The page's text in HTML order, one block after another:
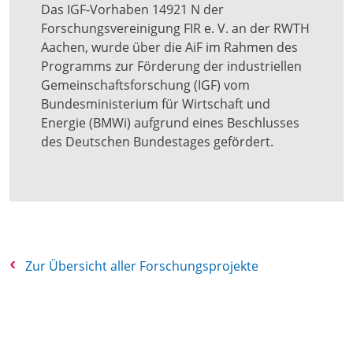
Das IGF-Vorhaben 14921 N der
Forschungsvereinigung FIR e. V. an der RWTH
Aachen, wurde über die AiF im Rahmen des
Programms zur Förderung der industriellen
Gemeinschaftsforschung (IGF) vom
Bundesministerium für Wirtschaft und
Energie (BMWi) aufgrund eines Beschlusses
des Deutschen Bundestages gefördert.
Zur Übersicht aller Forschungsprojekte